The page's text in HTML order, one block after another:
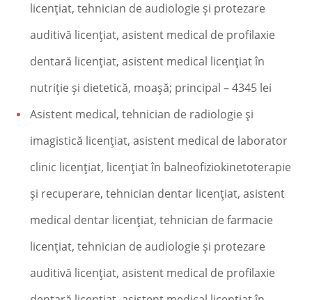
licenţiat, tehnician de audiologie şi protezare
auditivă licenţiat, asistent medical de profilaxie
dentară licenţiat, asistent medical licenţiat în
nutriţie şi dietetică, moaşă; principal – 4345 lei
Asistent medical, tehnician de radiologie şi
imagistică licenţiat, asistent medical de laborator
clinic licenţiat, licenţiat în balneofiziokinetoterapie
şi recuperare, tehnician dentar licenţiat, asistent
medical dentar licenţiat, tehnician de farmacie
licenţiat, tehnician de audiologie şi protezare
auditivă licenţiat, asistent medical de profilaxie